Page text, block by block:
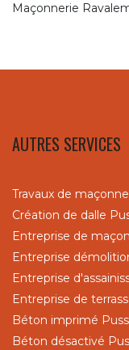
Maçonnerie
AUTRES SERVICES
Travaux de
Création de dalle
Entreprise de
Entreprise
Entreprise
Entreprise de
Béton imprimé
Béton désactivé